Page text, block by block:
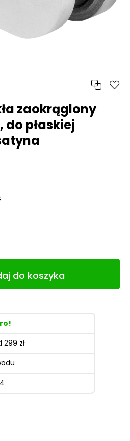
zaokrąglony
do płaskiej
do koszyka
299 zł